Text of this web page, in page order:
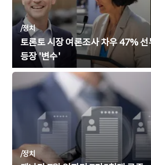
/정치
토론토 시장 여론조사 차우 47%
등장 '변수'
/정치